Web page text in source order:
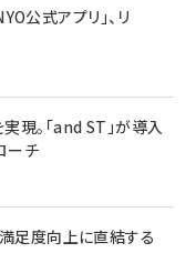
公式アプリ」、リ
現。「and ST」が導入
ーチ
足度向上に直結する